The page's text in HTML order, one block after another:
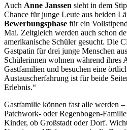
Auch Anne Janssen sieht in dem
Chance für junge Leute aus beiden
Bewerbungsphase für ein
Mai. Zeitgleich werden auch schon
amerikanische Schüler gesucht. Die
Gastpatin für drei junge Menschen
Schülerinnen wohnen während ihres
Gastfamilien und besuchen eine
Austauscherfahrung ist für beide
Erlebnis.“
Gastfamilie können fast alle werden
Patchwork- oder Regenbogen-
Kinder, ob Großstadt oder Dorf.